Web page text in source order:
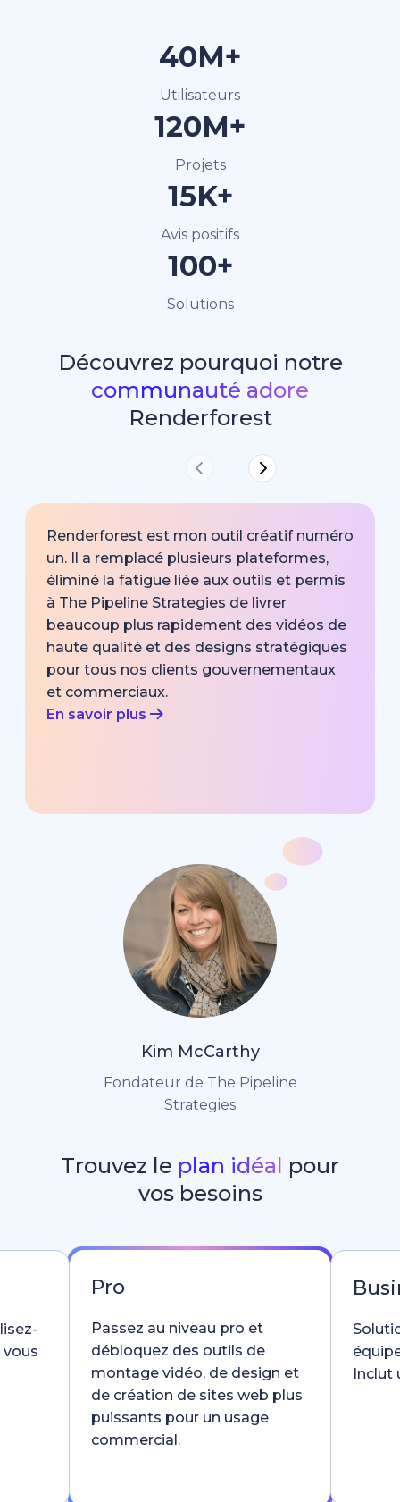
40M+
Utilisateurs
120M+
Projets
15K+
Avis positifs
100+
Solutions
Découvrez pourquoi notre
communauté adore
Renderforest
Renderforest est mon outil créatif numéro
un. Il a remplacé plusieurs plateformes,
éliminé la fatigue liée aux outils et permis
à The Pipeline Strategies de livrer
beaucoup plus rapidement des vidéos de
haute qualité et des designs stratégiques
pour tous nos clients gouvernementaux
et commerciaux.
En savoir plus
Kim McCarthy
Fondateur de The Pipeline
Strategies
Trouvez le plan idéal pour
vos besoins
Pro
Passez au niveau pro et
débloquez des outils de
montage vidéo, de design et
de création de sites web plus
puissants pour un usage
commercial.
Inclut